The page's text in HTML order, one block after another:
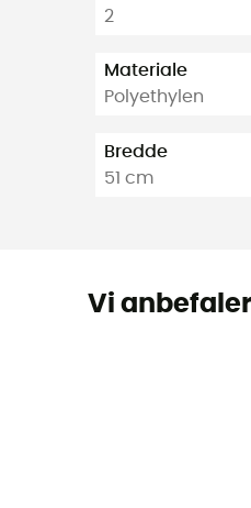
2
Materiale
Polyethylen
Bredde
51 cm
Vi